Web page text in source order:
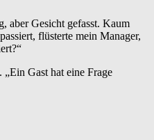
aber Gesicht gefasst. Kaum
flüsterte mein Manager,
Gast hat eine Frage